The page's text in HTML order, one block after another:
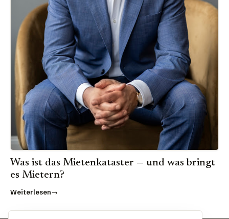
Was ist das Mietenkataster — und was bringt
es Mietern?
Weiterlesen